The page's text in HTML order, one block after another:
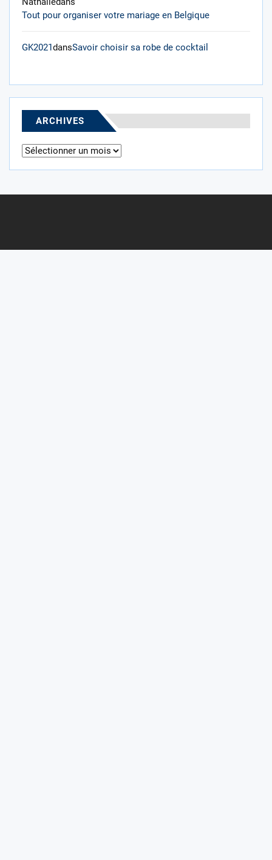
Tout pour organiser votre mariage en Belgique
GK2021dansSavoir choisir sa robe de cocktail
ARCHIVES
Archives